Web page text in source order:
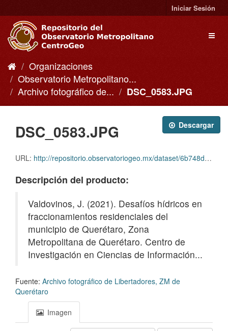
al
contenido
Iniciar Sesión
Organizaciones
Observatorio Metropolitano...
Archivo fotográfico de...
DSC_0583.JPG
Descargar
DSC_0583.JPG
URL: http://repositorio.observatoriogeo.mx/dataset/6b748d6a-03fc-4c28-a627-9b3adfc6a668/resource/5e92cf91-6c82-4602-b113-50f739bf3339/download/dsc_0583.jpg
Descripción del producto:
Valdovinos, J. (2021). Desafíos hídricos en
fraccionamientos residenciales del
municipio de Querétaro, Zona
Metropolitana de Querétaro. Centro de
Investigación en Ciencias de Información...
Fuente: Archivo fotográfico de Libertadores, ZM de
Querétaro
Imagen